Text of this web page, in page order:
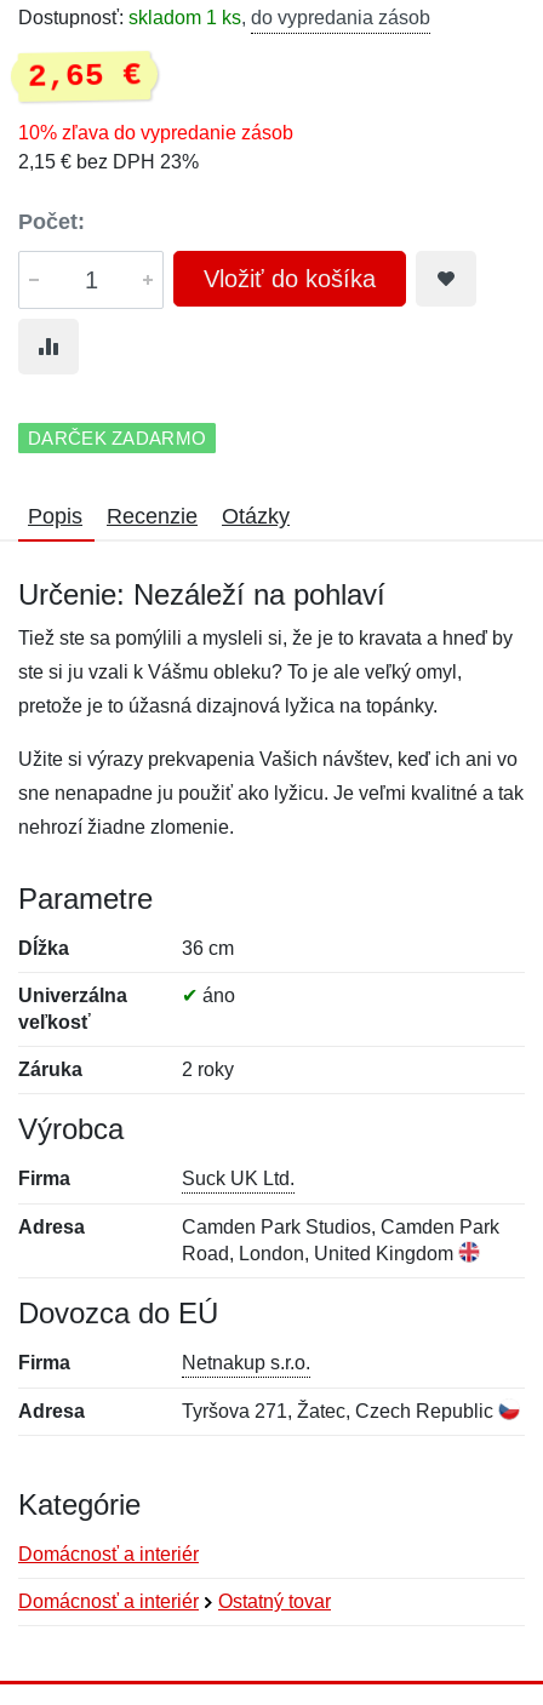
Dostupnosť: skladom 1 ks, do vypredania zásob
2,65 €
10% zľava do vypredanie zásob
2,15 € bez DPH 23%
Počet:
Vložiť do košíka
DARČEK ZADARMO
Popis Recenzie Otázky
Určenie: Nezáleží na pohlaví
Tiež ste sa pomýlili a mysleli si, že je to kravata a hneď by
ste si ju vzali k Vášmu obleku? To je ale veľký omyl,
pretože je to úžasná dizajnová lyžica na topánky.
Užite si výrazy prekvapenia Vašich návštev, keď ich ani vo
sne nenapadne ju použiť ako lyžicu. Je veľmi kvalitné a tak
nehrozí žiadne zlomenie.
Parametre
Dĺžka 36 cm
Univerzálna
veľkosť
✔ áno
Záruka 2 roky
Výrobca
Firma Suck UK Ltd.
Adresa
Camden Park Studios, Camden Park
Road, London, United Kingdom
Dovozca do EÚ
Firma Netnakup s.r.o.
Adresa Tyršova 271, Žatec, Czech Republic
Kategórie
Domácnosť a interiér
Domácnosť a interiér Ostatný tovar